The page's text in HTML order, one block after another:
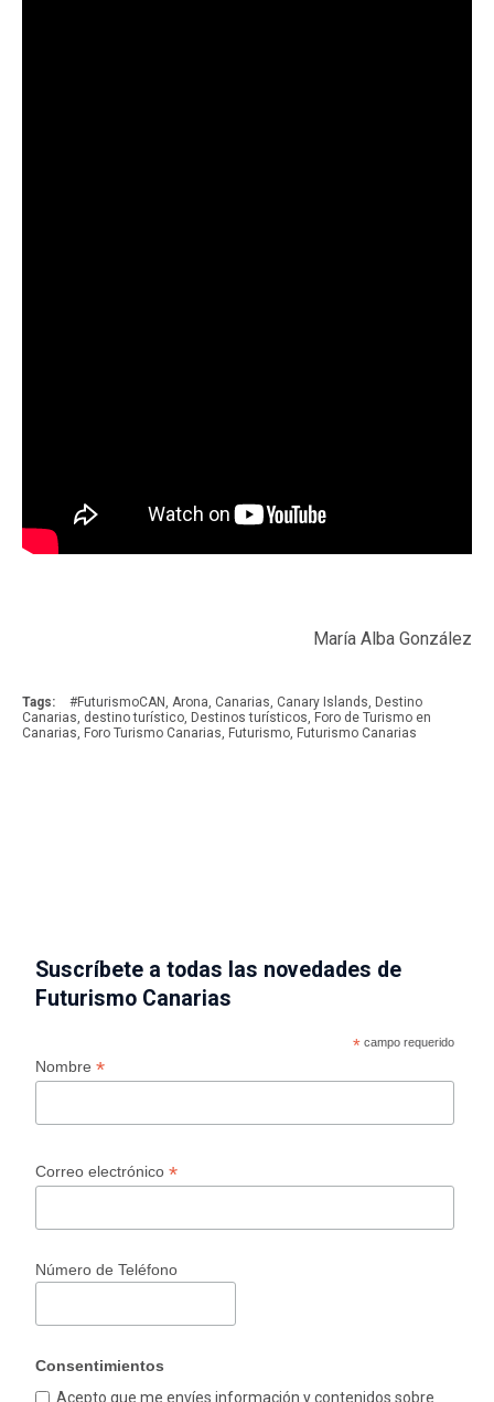
María Alba González
Tags: #FuturismoCAN , Arona, Canarias, Canary Islands, Destino
Canarias, destino turístico, Destinos turísticos, Foro de Turismo en
Canarias, Foro Turismo Canarias, Futurismo, Futurismo Canarias
Suscríbete a todas las novedades de
Futurismo Canarias
* campo requerido
Nombre*
Correo electrónico*
Número de Teléfono
Consentimientos
Acepto que me envíes información y contenidos sobre